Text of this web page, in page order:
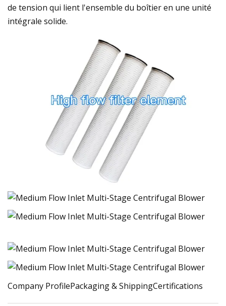
de tension qui lient l'ensemble du boîtier en une unité
intégrale solide.
Company ProfilePackaging & ShippingCertifications